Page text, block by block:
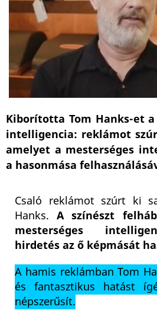
Kiborította Tom Hanks-et
intelligencia: reklámot
amelyet a mesterséges
a hasonmása
Csaló reklámot szúrt ki
Hanks.A színészt
mesterséges
hirdetés az ő képmását
A hamis reklámban Tom
és fantasztikus hatást
népszerűsít.